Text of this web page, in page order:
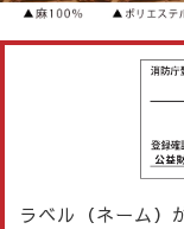
ラベル（ネーム）